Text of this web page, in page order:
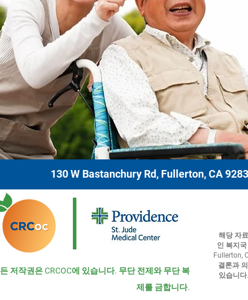
130 W Bastanchury Rd, Fullerton, CA
저작권은 CRCOC에 있습니다. 무단 전제와 무단 복
제를 금합니다.
해당 자
인 복지
Fullerton,
결론과
있습니